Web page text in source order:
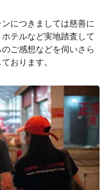
につきましては慈善に
テルなど実地踏査して
ご感想などを伺いさら
おります。